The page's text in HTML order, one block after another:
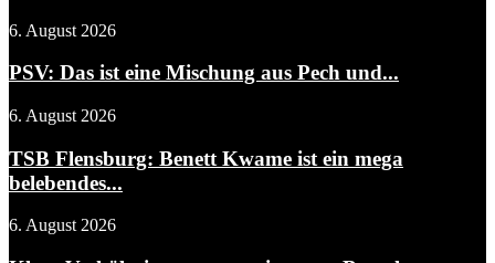
6. August 2026
PSV: Das ist eine Mischung aus Pech und...
6. August 2026
TSB Flensburg: Benett Kwame ist ein mega
belebendes...
6. August 2026